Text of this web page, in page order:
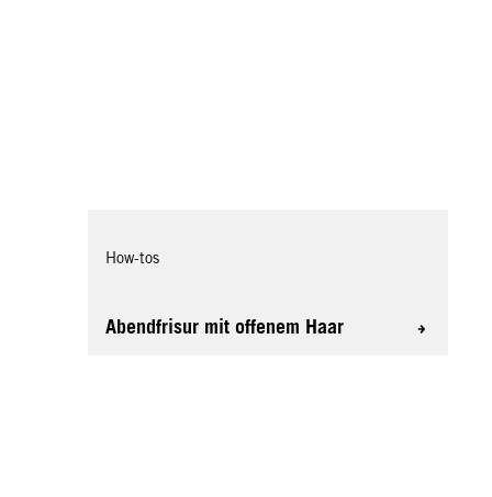
How-tos
Abendfrisur mit offenem Haar